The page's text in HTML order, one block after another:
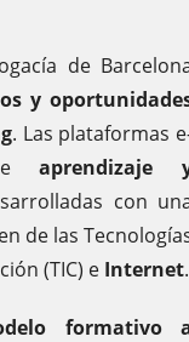
de
y
. Las plataformas
aprendizaje
con
de las
(TIC) e Internet.
formativo